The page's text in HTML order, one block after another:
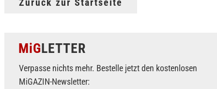
Zurück zur Startseite
MiGLETTER
Verpasse nichts mehr. Bestelle jetzt den kostenlosen
MiGAZIN-Newsletter: